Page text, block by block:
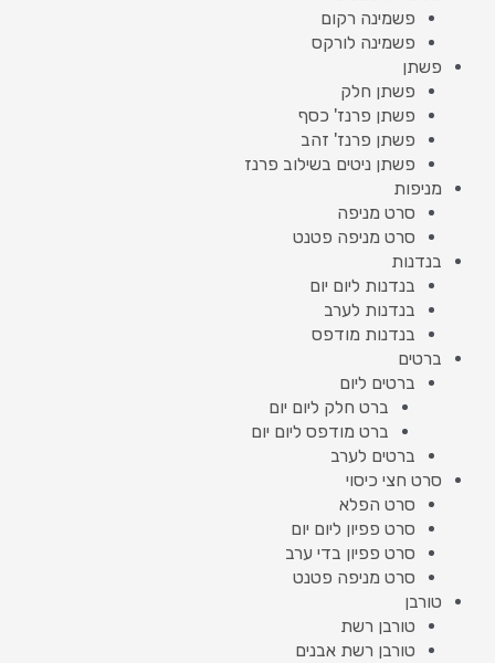
פשמינה רקום
פשמינה לורקס
פשתן
פשתן חלק
פשתן פרנז' כסף
פשתן פרנז' זהב
פשתן ניטים בשילוב פרנז
מניפות
סרט מניפה
סרט מניפה פטנט
בנדנות
בנדנות ליום יום
בנדנות לערב
בנדנות מודפס
ברטים
ברטים ליום
ברט חלק ליום יום
ברט מודפס ליום יום
ברטים לערב
סרט חצי כיסוי
סרט הפלא
סרט פפיון ליום יום
סרט פפיון בדי ערב
סרט מניפה פטנט
טורבן
טורבן רשת
טורבן רשת אבנים